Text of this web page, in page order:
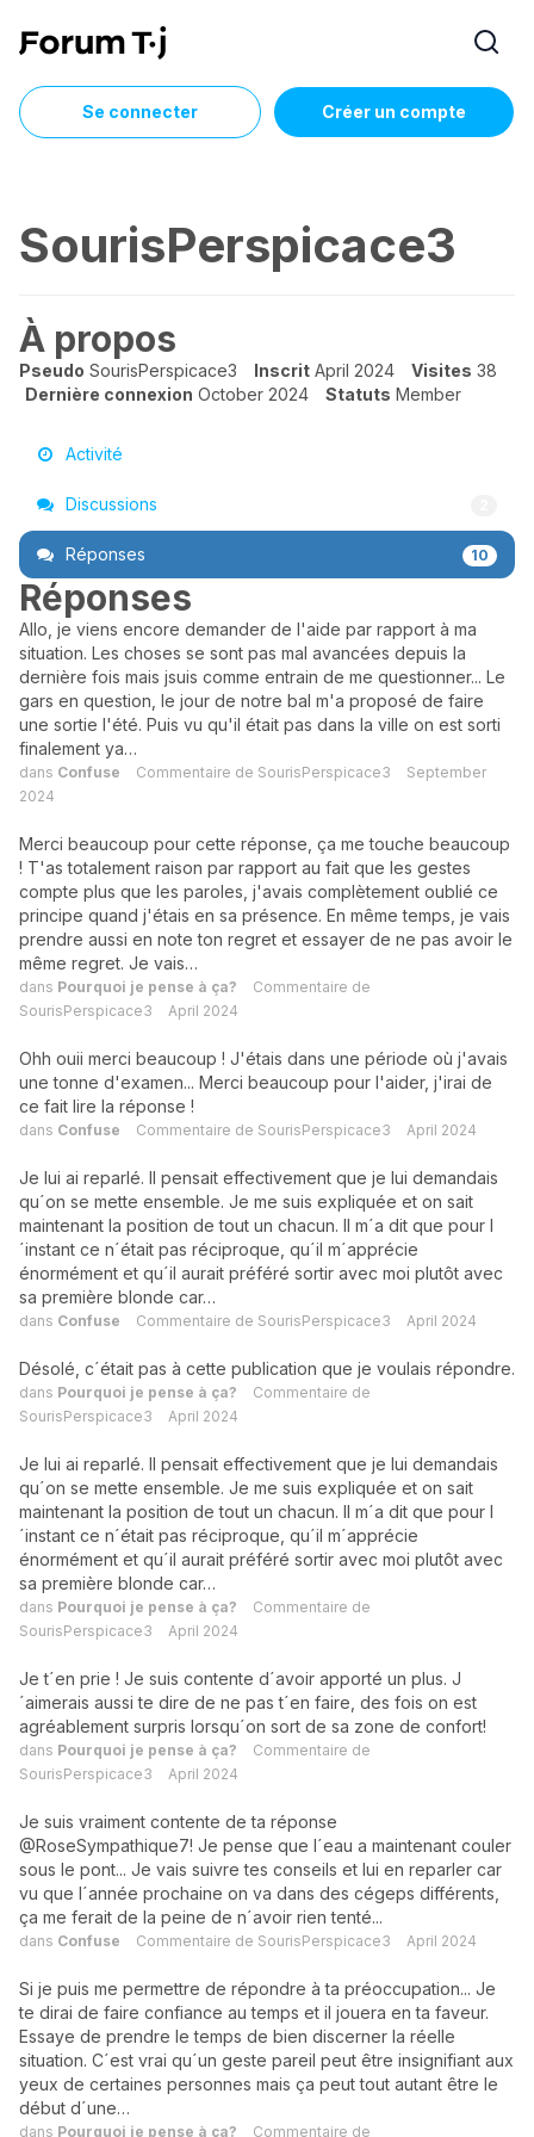
Se connecter Créer un compte
SourisPerspicace3
À propos
Pseudo SourisPerspicace3 Inscrit April 2024 Visites 38
Dernière connexion October 2024 Statuts Member
Activité
Discussions
Réponses 10
Réponses
Allo, je viens encore demander de l'aide par rapport à ma
situation. Les choses se sont pas mal avancées depuis la
dernière fois mais jsuis comme entrain de me questionner... Le
gars en question, le jour de notre bal m'a proposé de faire
une sortie l'été. Puis vu qu'il était pas dans la ville on est sorti
finalement ya…
dans Confuse Commentaire de SourisPerspicace3
September
2024
Merci beaucoup pour cette réponse, ça me touche beaucoup
! T'as totalement raison par rapport au fait que les gestes
compte plus que les paroles, j'avais complètement oublié ce
principe quand j'étais en sa présence. En même temps, je vais
prendre aussi en note ton regret et essayer de ne pas avoir le
même regret. Je vais…
dans Pourquoi je pense à ça?
Commentaire de
SourisPerspicace3
April 2024
Ohh ouii merci beaucoup ! J'étais dans une période où j'avais
une tonne d'examen... Merci beaucoup pour l'aider, j'irai de
ce fait lire la réponse !
dans Confuse Commentaire de SourisPerspicace3 April 2024
Je lui ai reparlé. Il pensait effectivement que je lui demandais
qu´on se mette ensemble. Je me suis expliquée et on sait
maintenant la position de tout un chacun. Il m´a dit que pour l
´instant ce n´était pas réciproque, qu´il m´apprécie
énormément et qu´il aurait préféré sortir avec moi plutôt avec
sa première blonde car…
dans Confuse Commentaire de SourisPerspicace3 April 2024
Désolé, c´était pas à cette publication que je voulais répondre.
dans Pourquoi je pense à ça?
Commentaire de
SourisPerspicace3
April 2024
Je lui ai reparlé. Il pensait effectivement que je lui demandais
qu´on se mette ensemble. Je me suis expliquée et on sait
maintenant la position de tout un chacun. Il m´a dit que pour l
´instant ce n´était pas réciproque, qu´il m´apprécie
énormément et qu´il aurait préféré sortir avec moi plutôt avec
sa première blonde car…
dans Pourquoi je pense à ça?
Commentaire de
SourisPerspicace3
April 2024
Je t´en prie ! Je suis contente d´avoir apporté un plus. J
´aimerais aussi te dire de ne pas t´en faire, des fois on est
agréablement surpris lorsqu´on sort de sa zone de confort!
dans Pourquoi je pense à ça?
Commentaire de
SourisPerspicace3
April 2024
Je suis vraiment contente de ta réponse
@RoseSympathique7! Je pense que l´eau a maintenant couler
sous le pont... Je vais suivre tes conseils et lui en reparler car
vu que l´année prochaine on va dans des cégeps différents,
ça me ferait de la peine de n´avoir rien tenté...
dans Confuse Commentaire de SourisPerspicace3 April 2024
Si je puis me permettre de répondre à ta préoccupation... Je
te dirai de faire confiance au temps et il jouera en ta faveur.
Essaye de prendre le temps de bien discerner la réelle
situation. C´est vrai qu´un geste pareil peut être insignifiant aux
yeux de certaines personnes mais ça peut tout autant être le
début d´une…
dans Pourquoi je pense à ça? Commentaire de